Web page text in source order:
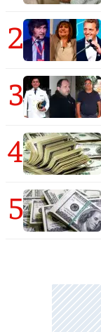
2
3
4
5